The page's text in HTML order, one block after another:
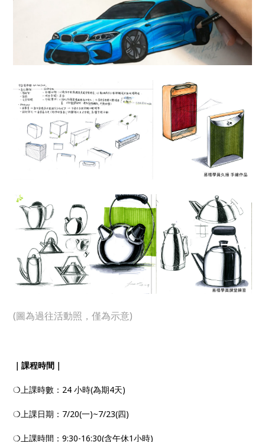
(圖為過往活動照，僅為示意)
｜課程時間｜
❍上課時數：24 小時(為期4天)
❍上課日期：7/20(一)~7/23(四)
❍上課時間：9:30-16:30(含午休1小時)